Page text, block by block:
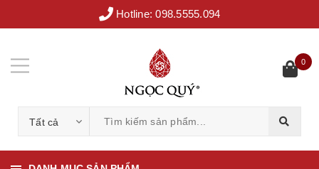
Hotline:098.5555.094
Tất cả
0